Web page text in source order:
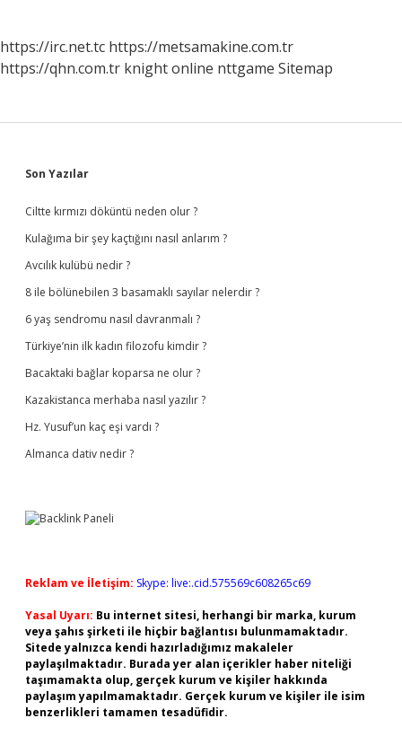
https://irc.net.tc https://metsamakine.com.tr
https://qhn.com.tr knight online nttgame Sitemap
Sidebar
Son Yazılar
Ciltte kırmızı döküntü neden olur ?
Kulağıma bir şey kaçtığını nasıl anlarım ?
Avcılık kulübü nedir ?
8 ile bölünebilen 3 basamaklı sayılar nelerdir ?
6 yaş sendromu nasıl davranmalı ?
Türkiye’nin ilk kadın filozofu kimdir ?
Bacaktaki bağlar koparsa ne olur ?
Kazakistanca merhaba nasıl yazılır ?
Hz. Yusuf’un kaç eşi vardı ?
Almanca dativ nedir ?
Reklam ve İletişim: Skype: live:.cid.575569c608265c69
Yasal Uyarı: Bu internet sitesi, herhangi bir marka, kurum
veya şahıs şirketi ile hiçbir bağlantısı bulunmamaktadır.
Sitede yalnızca kendi hazırladığımız makaleler
paylaşılmaktadır. Burada yer alan içerikler haber niteliği
taşımamakta olup, gerçek kurum ve kişiler hakkında
paylaşım yapılmamaktadır. Gerçek kurum ve kişiler ile isim
benzerlikleri tamamen tesadüfidir.